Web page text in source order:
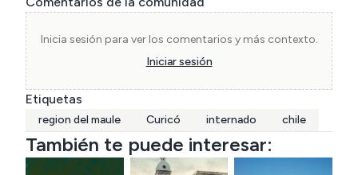
Inicia sesión para ver los comentarios y más contexto.
Iniciar sesión
Etiquetas
region del maule Curicó internado chile
También te puede interesar: